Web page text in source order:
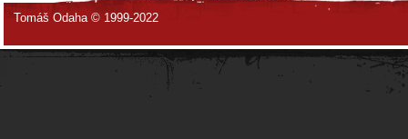
Tomáš Odaha © 1999-2022